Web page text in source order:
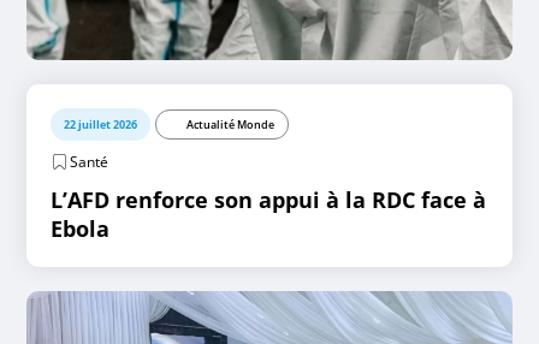
22 juillet 2026 Actualité Monde
Santé
L’AFD renforce son appui à la RDC face à
Ebola